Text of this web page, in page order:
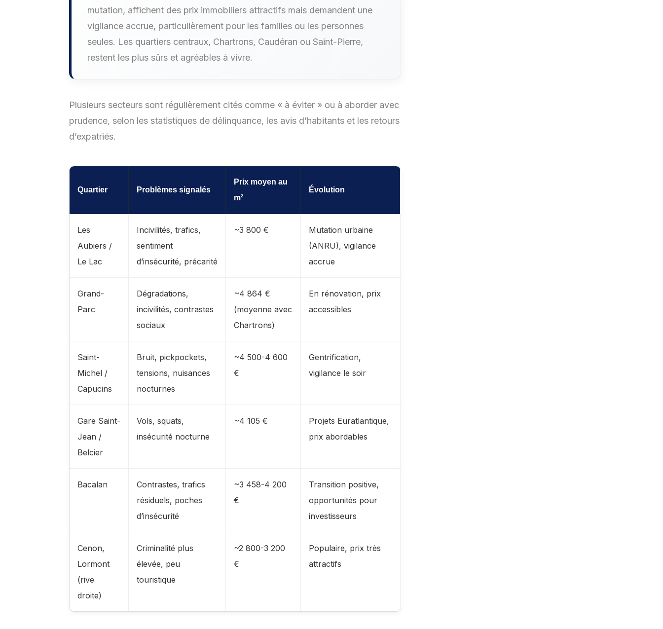
mutation, affichent des prix immobiliers attractifs mais demandent une
vigilance accrue, particulièrement pour les familles ou les personnes
seules. Les quartiers centraux, Chartrons, Caudéran ou Saint-Pierre,
restent les plus sûrs et agréables à vivre.
Plusieurs secteurs sont régulièrement cités comme « à éviter » ou à aborder avec
prudence, selon les statistiques de délinquance, les avis d’habitants et les retours
d’expatriés.
Quartier Problèmes signalés
Prix moyen au
m²
Évolution
Les
Aubiers /
Le Lac
Incivilités, trafics,
sentiment
d’insécurité, précarité
~3 800 €
Mutation urbaine
(ANRU), vigilance
accrue
Grand-
Parc
Dégradations,
incivilités, contrastes
sociaux
~4 864 €
(moyenne avec
Chartrons)
En rénovation, prix
accessibles
Saint-
Michel /
Capucins
Bruit, pickpockets,
tensions, nuisances
nocturnes
~4 500-4 600
€
Gentrification,
vigilance le soir
Gare Saint-
Jean /
Belcier
Vols, squats,
insécurité nocturne
~4 105 €
Projets Euratlantique,
prix abordables
Bacalan
Contrastes, trafics
résiduels, poches
d’insécurité
~3 458-4 200
€
Transition positive,
opportunités pour
investisseurs
Cenon,
Lormont
(rive
droite)
Criminalité plus
élevée, peu
touristique
~2 800-3 200
€
Populaire, prix très
attractifs